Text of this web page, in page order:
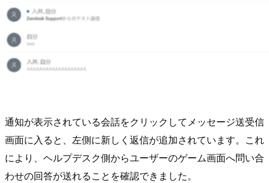
通知が表示されている会話をクリックしてメッセージ送受信
画面に入ると、左側に新しく返信が追加されています。これ
により、ヘルプデスク側からユーザーのゲーム画面へ問い合
わせの回答が送れることを確認できました。